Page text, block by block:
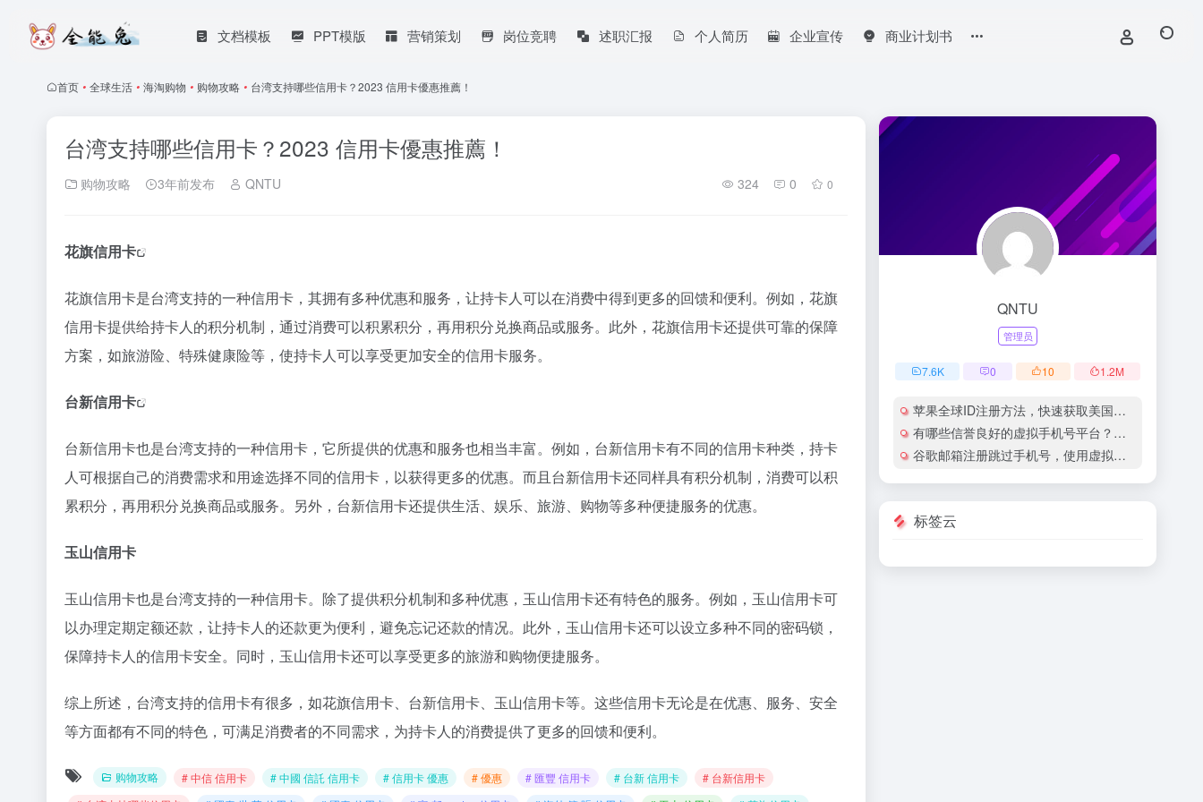
文档模板 PPT模版 营销策划 岗位竞聘 述职汇报 个人简历 企业宣传 商业计划书
首页 • 全球生活 • 海淘购物 • 购物攻略 • 台湾支持哪些信用卡？2023 信用卡優惠推薦！
台湾支持哪些信用卡？2023 信用卡優惠推薦！
购物攻略 3年前发布 QNTU 324 0 0
花旗信用卡
花旗信用卡是台湾支持的一种信用卡，其拥有多种优惠和服务，让持卡人可以在消费中得到更多的回馈和便利。例如，花旗
信用卡提供给持卡人的积分机制，通过消费可以积累积分，再用积分兑换商品或服务。此外，花旗信用卡还提供可靠的保障
方案，如旅游险、特殊健康险等，使持卡人可以享受更加安全的信用卡服务。
台新信用卡
台新信用卡也是台湾支持的一种信用卡，它所提供的优惠和服务也相当丰富。例如，台新信用卡有不同的信用卡种类，持卡
人可根据自己的消费需求和用途选择不同的信用卡，以获得更多的优惠。而且台新信用卡还同样具有积分机制，消费可以积
累积分，再用积分兑换商品或服务。另外，台新信用卡还提供生活、娱乐、旅游、购物等多种便捷服务的优惠。
玉山信用卡
玉山信用卡也是台湾支持的一种信用卡。除了提供积分机制和多种优惠，玉山信用卡还有特色的服务。例如，玉山信用卡可
以办理定期定额还款，让持卡人的还款更为便利，避免忘记还款的情况。此外，玉山信用卡还可以设立多种不同的密码锁，
保障持卡人的信用卡安全。同时，玉山信用卡还可以享受更多的旅游和购物便捷服务。
综上所述，台湾支持的信用卡有很多，如花旗信用卡、台新信用卡、玉山信用卡等。这些信用卡无论是在优惠、服务、安全
等方面都有不同的特色，可满足消费者的不同需求，为持卡人的消费提供了更多的回馈和便利。
购物攻略 # 中信 信用卡 # 中國 信託 信用卡 # 信用卡 優惠 # 優惠 # 匯豐 信用卡 # 台新 信用卡
# 台新信用卡
QNTU
管理员
7.6K 0 10 1.2M
苹果全球ID注册方法，快速获取美国地区苹果账号
有哪些信誉良好的虚拟手机号平台？有哪些平台提供国际虚拟手机号服务？
谷歌邮箱注册跳过手机号，使用虚拟手机号注册谷歌邮箱安全吗？
标签云